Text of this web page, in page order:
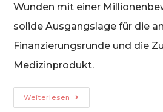
Wunden mit einer
solide Ausgangslage für die
Finanzierungsrunde und die
Medizinprodukt.
Weiterlesen Sieger
Des